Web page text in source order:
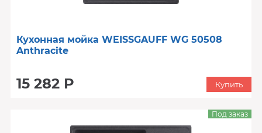
Кухонная мойка WEISSGAUFF WG 50508
Anthracite
15 282 Р Купить
Под заказ